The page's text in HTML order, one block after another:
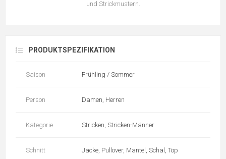
und Strickmustern.
PRODUKTSPEZIFIKATION
Saison Frühling / Sommer
Person Damen, Herren
Kategorie Stricken, Stricken-Männer
Schnitt Jacke, Pullover, Mantel, Schal, Top